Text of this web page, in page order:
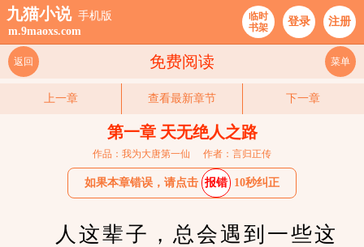
九猫小说 手机版
m.9maoxs.com
临时
书架
登录 注册
免费阅读
返回 菜单
上一章 查看最新章节 下一章
第一章 天无绝人之路
作品：我为大唐第一仙 作者：言归正传
如果本章错误，请点击 报错 10秒纠正
人这辈子，总会遇到一些这